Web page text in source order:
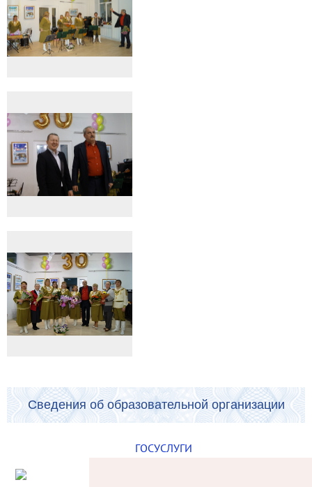
Сведения об образовательной организации
ГОСУСЛУГИ